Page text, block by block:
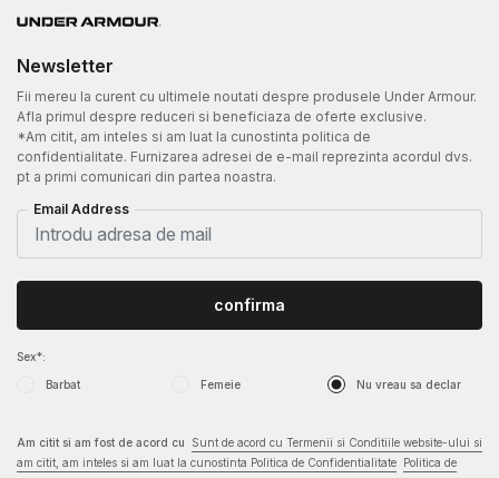
Newsletter
Fii mereu la curent cu ultimele noutati despre produsele Under Armour.
Afla primul despre reduceri si beneficiaza de oferte exclusive.
*Am citit, am inteles si am luat la cunostinta politica de
confidentialitate. Furnizarea adresei de e-mail reprezinta acordul dvs.
pt a primi comunicari din partea noastra.
Email Address
Sex*:
Barbat Femeie Nu vreau sa declar
confirma
Am citit si am fost de acord cu
Sunt de acord cu Termenii si Conditiile website-ului si
am citit, am inteles si am luat la cunostinta Politica de Confidentialitate
Politica de